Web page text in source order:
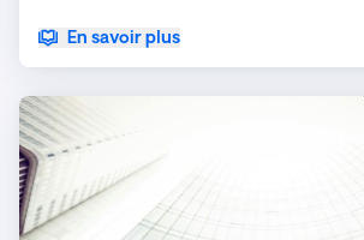
En savoir plus